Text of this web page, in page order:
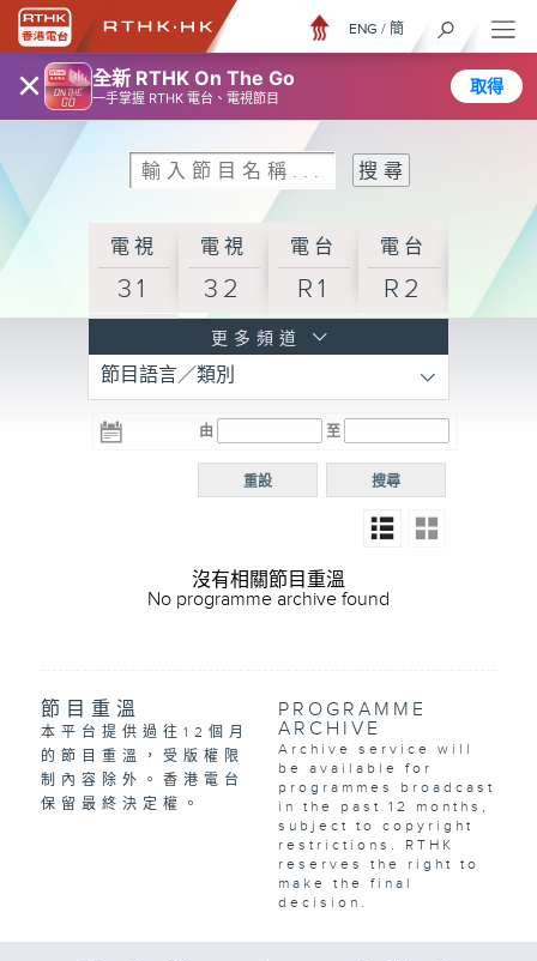
× 全新 RTHK On The Go
一手掌握 RTHK 電台、電視節目
取得
ENG / 簡
電視
31
電視
32
電台
R1
電台
R2
R3
電台 電台
R5
電台
普通
更多頻道
節目語言／類別
由 至
搜尋
重設
沒有相關節目重溫
No programme archive found
節目重溫
本平台提供過往12個月
的節目重溫，受版權限
制內容除外。香港電台
保留最終決定權。
PROGRAMME
ARCHIVE
Archive service will
be available for
programmes broadcast
in the past 12 months,
subject to copyright
restrictions. RTHK
reserves the right to
make the final
decision.